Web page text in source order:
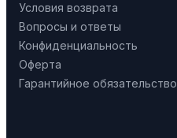
Условия возврата
Вопросы и ответы
Конфиденциальность
Оферта
Гарантийное обязательство